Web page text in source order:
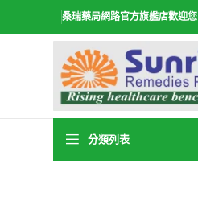
桑瑞藥局網路官方旗艦店歡迎您
分類列表